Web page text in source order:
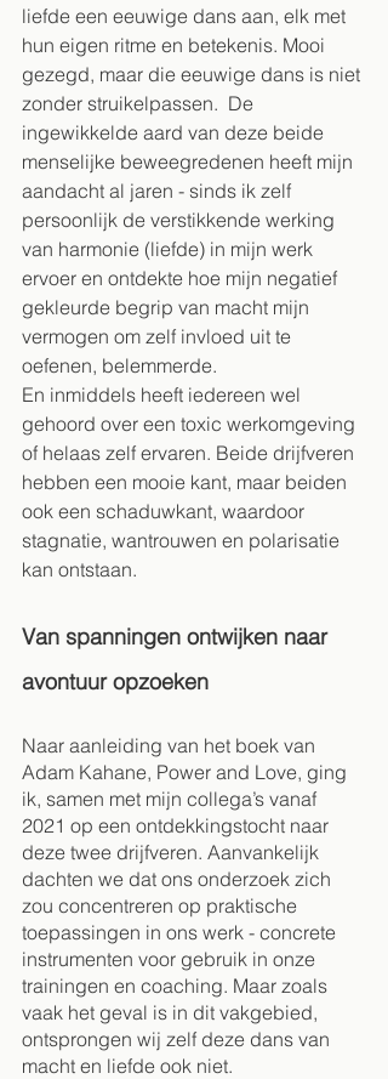
liefde een eeuwige dans aan, elk met
hun eigen ritme en betekenis. Mooi
gezegd, maar die eeuwige dans is niet
zonder struikelpassen.  De
ingewikkelde aard van deze beide
menselijke beweegredenen heeft mijn
aandacht al jaren - sinds ik zelf
persoonlijk de verstikkende werking
van harmonie (liefde) in mijn werk
ervoer en ontdekte hoe mijn negatief
gekleurde begrip van macht mijn
vermogen om zelf invloed uit te
oefenen, belemmerde.
En inmiddels heeft iedereen wel
gehoord over een toxic werkomgeving
of helaas zelf ervaren. Beide drijfveren
hebben een mooie kant, maar beiden
ook een schaduwkant, waardoor
stagnatie, wantrouwen en polarisatie
kan ontstaan.
Van spanningen ontwijken naar
avontuur opzoeken
Naar aanleiding van het boek van
Adam Kahane, Power and Love, ging
ik, samen met mijn collega’s vanaf
2021 op een ontdekkingstocht naar
deze twee drijfveren. Aanvankelijk
dachten we dat ons onderzoek zich
zou concentreren op praktische
toepassingen in ons werk - concrete
instrumenten voor gebruik in onze
trainingen en coaching. Maar zoals
vaak het geval is in dit vakgebied,
ontsprongen wij zelf deze dans van
macht en liefde ook niet.